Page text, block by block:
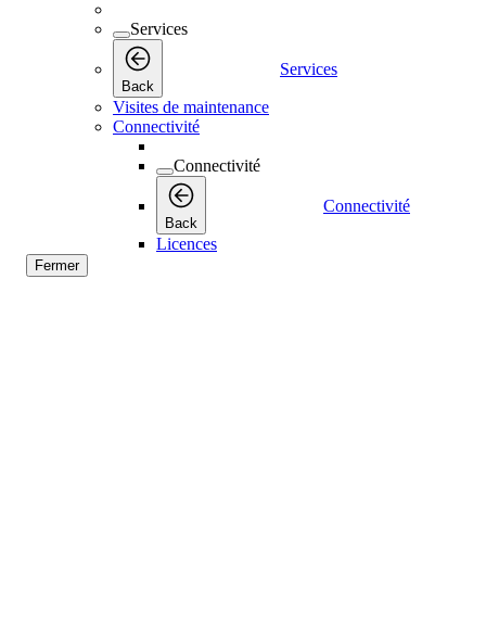
Services
Back
Services
Visites de maintenance
Connectivité
Connectivité
Back
Connectivité
Licences
Fermer